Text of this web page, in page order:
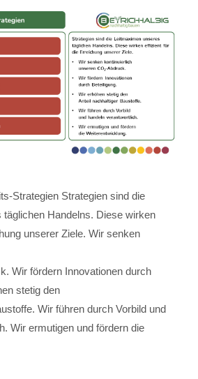
Strategien Strategien sind die
Handelns. Diese wirken
unserer Ziele. Wir senken
Wir fördern Innovationen durch
stetig den
Wir führen durch Vorbild und
Wir ermutigen und fördern die